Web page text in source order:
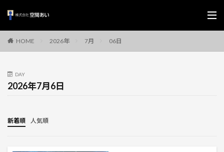
HOME 2026年 7月 06日
DAY
2026年7月6日
新着順 人気順